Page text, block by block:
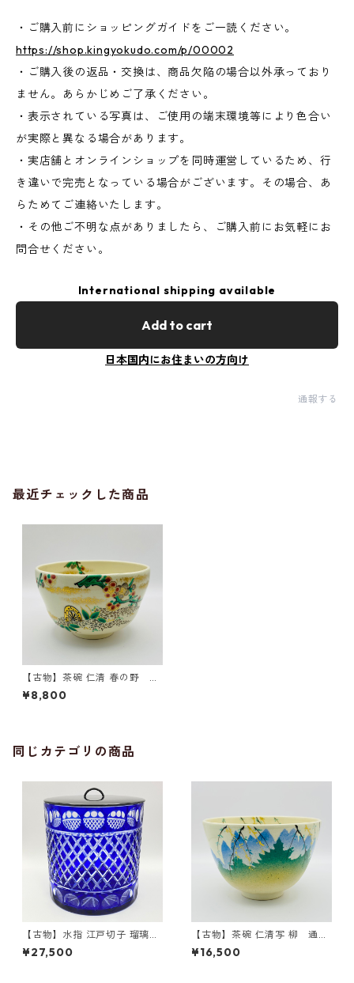
・ご購入前にショッピングガイドをご一読ください。
https://shop.kingyokudo.com/p/00002
・ご購入後の返品・交換は、商品欠陥の場合以外承っており
ません。あらかじめご了承ください。
・表示されている写真は、ご使用の端末環境等により色合い
が実際と異なる場合があります。
・実店舗とオンラインショップを同時運営しているため、行
き違いで完売となっている場合がございます。その場合、あ
らためてご連絡いたします。
・その他ご不明な点がありましたら、ご購入前にお気軽にお
問合せください。
International shipping available
Add to cart
日本国内にお住まいの方向け
通報する
最近チェックした商品
【古物】茶碗 仁清 春の野 田
中香泉 共箱入
¥8,800
同じカテゴリの商品
【古物】水指 江戸切子 瑠璃
共箱入
¥27,500
【古物】茶碗 仁清写 柳 通次
阿山 共箱入
¥16,500